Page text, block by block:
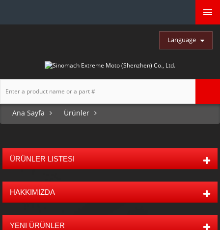
Language
Ana Sayfa Ürünler
ÜRÜNLER LISTESI
HAKKIMIZDA
YENI ÜRÜNLER